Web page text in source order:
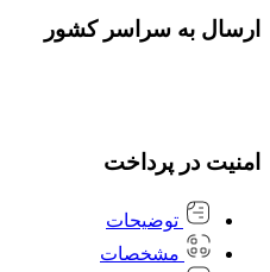
ارسال به سراسر کشور
امنیت در پرداخت
توضیحات
مشخصات